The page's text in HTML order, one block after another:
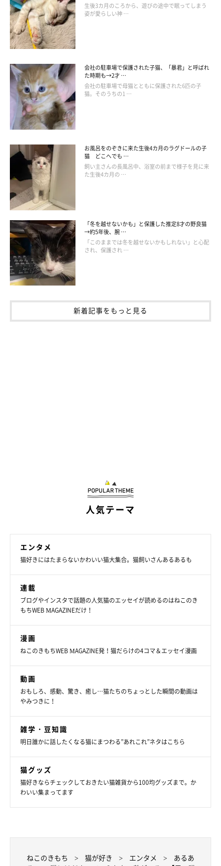
生後3カ月のころから、遊びの途中で眠ってしまう
姿が愛らしい神 …
会社の駐車場で保護された子猫、「暴君」と呼ばれ
た時期も→2才 …
会社の駐車場で母猫とともに保護された6匹の子
猫。そのうちの1 …
お風呂をのぞきに来た生後4カ月のラグドールの子
猫 どこへでも …
飼い主さんの長風呂中、浴室の前まで様子を見に来
た生後4カ月の …
「冬を越せないかも」と保護した推定8才の野良猫
→約5年後、腕 …
「このままでは冬を越せないかもしれない」と心配
され、保護され …
新着記事をもっと見る
人気テーマ
エンタメ
猫好きにはたまらないかわいい猫大集合。猫飼いさんあるあるも
連載
ブログやインスタで話題の人気猫のエッセイが読めるのはねこのき
もちWEB MAGAZINEだけ！
漫画
ねこのきもちWEB MAGAZINE発！猫だらけの4コマ＆エッセイ漫画
動画
おもしろ、感動、驚き、癒し…猫たちのちょっとした瞬間の動画は
やみつきに！
雑学・豆知識
明日誰かに話したくなる猫にまつわる”あれこれ”ネタはこちら
猫グッズ
猫好きならチェックしておきたい猫雑貨から100均グッズまで。か
わいい集まってます
ねこのきもち 猫が好き エンタメ
あるあ